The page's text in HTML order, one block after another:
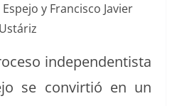
y Fran­cis­co Javier
Ustáriz
inde­pen­den­tista
se con­vir­tió en un